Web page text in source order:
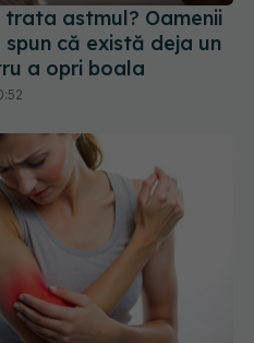
astmul? Oamenii
că există deja un
a opri boala